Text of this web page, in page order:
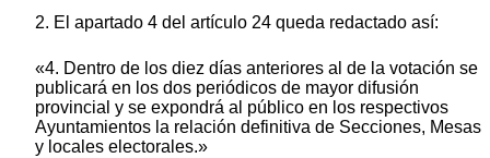
2. El apartado 4 del artículo 24 queda redactado así:
«4. Dentro de los diez días anteriores al de la votación se
publicará en los dos periódicos de mayor difusión
provincial y se expondrá al público en los respectivos
Ayuntamientos la relación definitiva de Secciones, Mesas
y locales electorales.»